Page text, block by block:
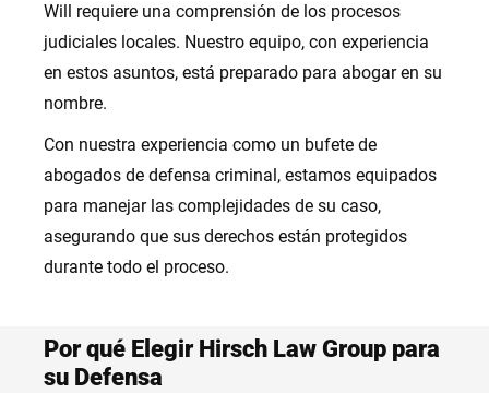
Will requiere una comprensión de los procesos
judiciales locales. Nuestro equipo, con experiencia
en estos asuntos, está preparado para abogar en su
nombre.
Con nuestra experiencia como un bufete de
abogados de defensa criminal, estamos equipados
para manejar las complejidades de su caso,
asegurando que sus derechos están protegidos
durante todo el proceso.
Por qué Elegir Hirsch Law Group para
su Defensa